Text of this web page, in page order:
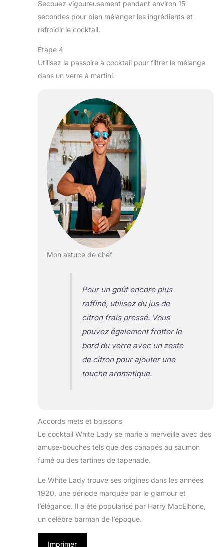
Secouez vigoureusement pendant environ 15
secondes pour bien mélanger les ingrédients et
refroidir le cocktail.
Étape 4
Utilisez la passoire à cocktail pour filtrer le mélange
dans un verre à martini.
Mon astuce de chef
Pour un goût encore plus
raffiné, utilisez du jus de
citron frais pressé. Vous
pouvez également frotter le
bord du verre avec un zeste
de citron pour ajouter une
touche aromatique.
Accords mets et boissons
Le cocktail White Lady se marie à merveille avec des
amuse-bouches tels que des canapés au saumon
fumé ou des tartines de tapenade.
Le White Lady trouve ses origines dans les années
1920, une période marquée par le glamour et
l’élégance. Il a été popularisé par Harry MacElhone,
un célèbre barman de l’époque.
Imprimer